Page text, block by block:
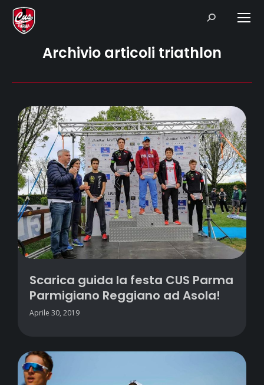
Search:
Archivio articoli triathlon
Scarica guida la festa CUS Parma
Parmigiano Reggiano ad Asola!
Aprile 30, 2019